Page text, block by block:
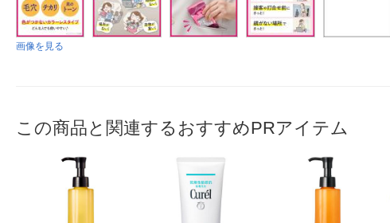
画像を見る
この商品と関連するおすすめPRアイテム